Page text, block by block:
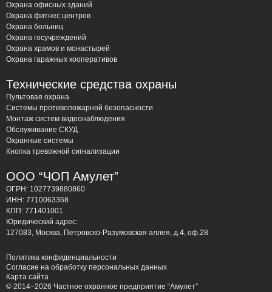
Охрана офисных зданий
Охрана фитнес центров
Охрана больниц
Охрана госучреждений
Охрана храмов и монастырей
Охрана гаражных кооперативов
Технические средства охраны
Пультовая охрана
Системы противопожарной безопасности
Монтаж систем видеонаблюдения
Обслуживание СКУД
Охранные системы
Кнопка тревожной сигнализации
ООО “ЧОП Амулет”
ОГРН: 1027739880860
ИНН: 7710063368
КПП: 771401001
Юридический адрес:
127083, Москва, Петровско-Разумовская аллея, д.4, оф.28
Политика конфиденциальности
Согласие на обработку персональных данных
Карта сайта
© 2014–2026 Частное охранное предприятие “Амулет”